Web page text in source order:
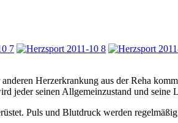
Herzerkrankung aus der Reha
jeder seinen Allgemeinzustand und seine
Puls und Blutdruck werden